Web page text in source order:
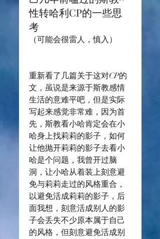
性转哈利CP的一些思
考
（可能会很雷人，慎入）
重新看了几篇关于这对CP的
文，虽说是来源于斯教感情
生活的意难平吧，但是实际
写起来感觉非常难，因为首
先，斯教看小哈肯定会在小
哈身上找莉莉的影子，如何
让他抛开莉莉的影子去看小
哈是个问题，我曾开过脑
洞，让小哈从着装上刻意避
免与莉莉走过的风格重合，
以避免活成莉莉的影子，后
面我想，刻意活成别人的影
子会丢失不少原本属于自己
的风格，但刻意避免活成别